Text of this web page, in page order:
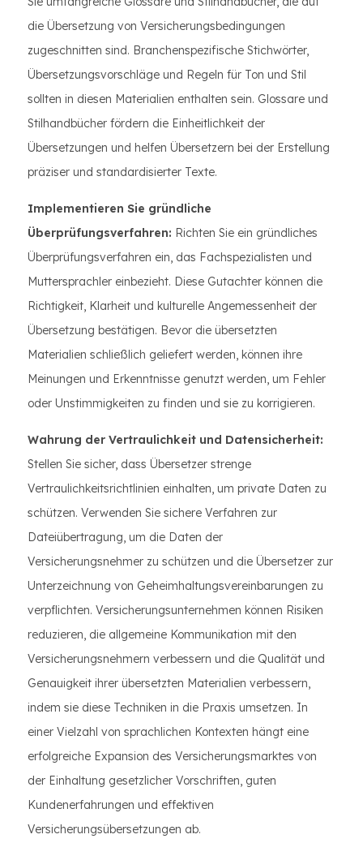
die Übersetzung von Versicherungsbedingungen
zugeschnitten sind. Branchenspezifische Stichwörter,
Übersetzungsvorschläge und Regeln für Ton und Stil
sollten in diesen Materialien enthalten sein. Glossare und
Stilhandbücher fördern die Einheitlichkeit der
Übersetzungen und helfen Übersetzern bei der Erstellung
präziser und standardisierter Texte.
Implementieren Sie gründliche
Überprüfungsverfahren: Richten Sie ein gründliches
Überprüfungsverfahren ein, das Fachspezialisten und
Muttersprachler einbezieht. Diese Gutachter können die
Richtigkeit, Klarheit und kulturelle Angemessenheit der
Übersetzung bestätigen. Bevor die übersetzten
Materialien schließlich geliefert werden, können ihre
Meinungen und Erkenntnisse genutzt werden, um Fehler
oder Unstimmigkeiten zu finden und sie zu korrigieren.
Wahrung der Vertraulichkeit und Datensicherheit:
Stellen Sie sicher, dass Übersetzer strenge
Vertraulichkeitsrichtlinien einhalten, um private Daten zu
schützen. Verwenden Sie sichere Verfahren zur
Dateiübertragung, um die Daten der
Versicherungsnehmer zu schützen und die Übersetzer zur
Unterzeichnung von Geheimhaltungsvereinbarungen zu
verpflichten. Versicherungsunternehmen können Risiken
reduzieren, die allgemeine Kommunikation mit den
Versicherungsnehmern verbessern und die Qualität und
Genauigkeit ihrer übersetzten Materialien verbessern,
indem sie diese Techniken in die Praxis umsetzen. In
einer Vielzahl von sprachlichen Kontexten hängt eine
erfolgreiche Expansion des Versicherungsmarktes von
der Einhaltung gesetzlicher Vorschriften, guten
Kundenerfahrungen und effektiven
Versicherungsübersetzungen ab.